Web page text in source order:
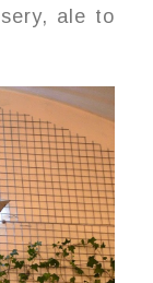
ale to